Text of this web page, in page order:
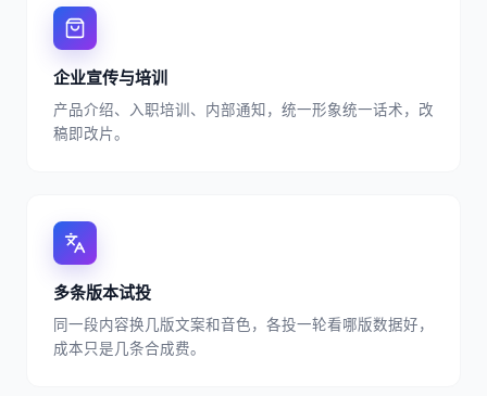
企业宣传与培训
产品介绍、入职培训、内部通知，统一形象统一话术，改
稿即改片。
多条版本试投
同一段内容换几版文案和音色，各投一轮看哪版数据好，
成本只是几条合成费。